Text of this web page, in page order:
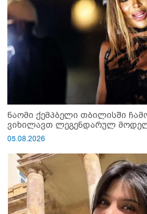
ნაომი ქემპბელი თბილისში
ვიხილავთ ლეგენდარულ
05.08.2026